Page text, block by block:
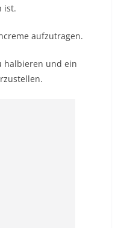
ist.
aufzutragen.
halbieren und ein